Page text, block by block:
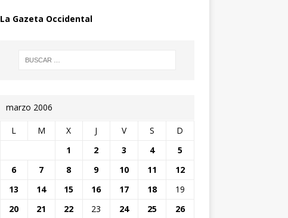
La Gazeta Occidental
marzo 2006
L M X J V S D
1 2 3 4
5
6
7 8 9 10 11
12
13
14 15 16 17 18
19
20
21 22 23 24 25
26